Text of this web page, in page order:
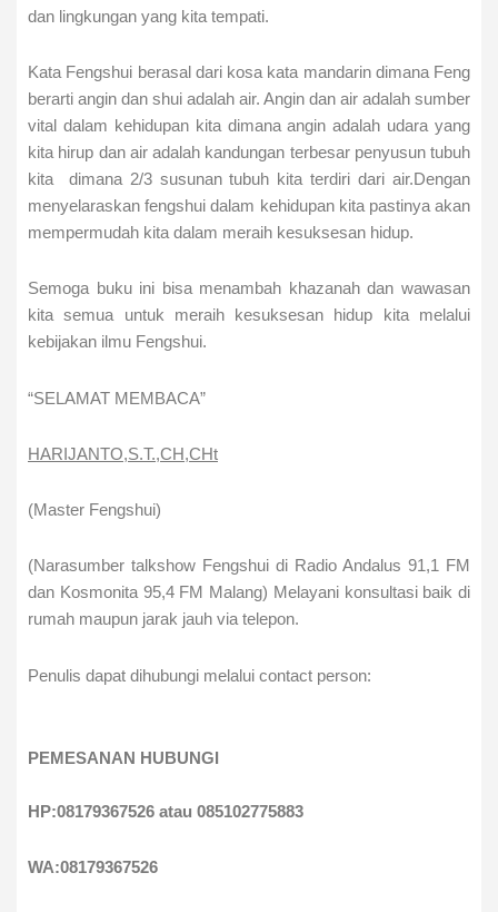
dan lingkungan yang kita tempati.
Kata Fengshui berasal dari kosa kata mandarin dimana Feng
berarti angin dan shui adalah air. Angin dan air adalah sumber
vital dalam kehidupan kita dimana angin adalah udara yang
kita hirup dan air adalah kandungan terbesar penyusun tubuh
kita dimana 2/3 susunan tubuh kita terdiri dari air.Dengan
menyelaraskan fengshui dalam kehidupan kita pastinya akan
mempermudah kita dalam meraih kesuksesan hidup.
Semoga buku ini bisa menambah khazanah dan wawasan
kita semua untuk meraih kesuksesan hidup kita melalui
kebijakan ilmu Fengshui.
“SELAMAT MEMBACA”
HARIJANTO,S.T.,CH,CHt
(Master Fengshui)
(Narasumber talkshow Fengshui di Radio Andalus 91,1 FM
dan Kosmonita 95,4 FM Malang) Melayani konsultasi baik di
rumah maupun jarak jauh via telepon.
Penulis dapat dihubungi melalui contact person:
PEMESANAN HUBUNGI
HP:08179367526 atau 085102775883
WA:08179367526